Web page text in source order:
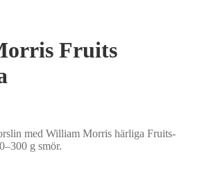
Fruits
med William Morris härliga Fruits-
g smör.